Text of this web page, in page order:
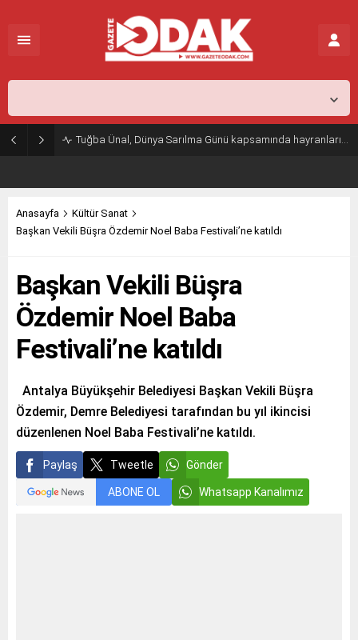
Tuğba Ünal, Dünya Sarılma Günü kapsamında hayranlarıyla buluştu
Anasayfa
Kültür Sanat
Başkan Vekili Büşra Özdemir Noel Baba Festivali’ne katıldı
Başkan Vekili Büşra
Özdemir Noel Baba
Festivali’ne katıldı
Antalya Büyükşehir Belediyesi Başkan Vekili Büşra
Özdemir, Demre Belediyesi tarafından bu yıl ikincisi
düzenlenen Noel Baba Festivali’ne katıldı.
Paylaş Tweetle Gönder
ABONE OL Whatsapp Kanalımız